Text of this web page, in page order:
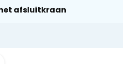
afsluitkraan